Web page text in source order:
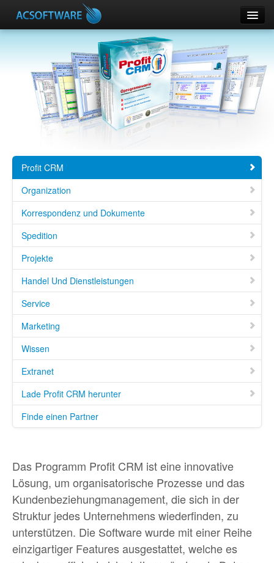
ERPConnector
DOMOPHONE
SUPLA
Ihr Klientenkonto
Hilfe
Profit CRM
Organization
Korrespondenz und Dokumente
Spedition
Projekte
Handel Und Dienstleistungen
Service
Marketing
Wissen
Extranet
Lade Profit CRM herunter
Finde einen Partner
Das Programm Profit CRM ist eine innovative
Lösung, um organisatorische Prozesse und das
Kundenbeziehungmanagement, die sich in der
Struktur jedes Unternehmens wiederfinden, zu
unterstützen. Die Software wurde mit einer Reihe
einzigartiger Features ausgestattet, welche es